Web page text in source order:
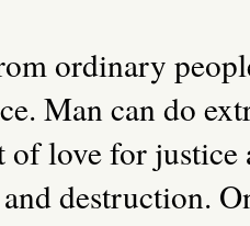
ordinary
Man can do
love for
destruction.